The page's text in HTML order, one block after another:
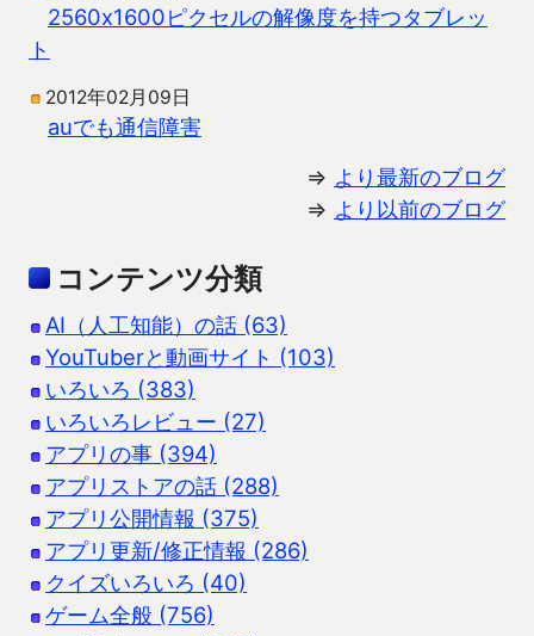
2560x1600ピクセルの解像度を持つタブレッ
ト
2012年02月09日
auでも通信障害
⇒ より最新のブログ
⇒ より以前のブログ
コンテンツ分類
AI（人工知能）の話 (63)
YouTuberと動画サイト (103)
いろいろ (383)
いろいろレビュー (27)
アプリの事 (394)
アプリストアの話 (288)
アプリ公開情報 (375)
アプリ更新/修正情報 (286)
クイズいろいろ (40)
ゲーム全般 (756)